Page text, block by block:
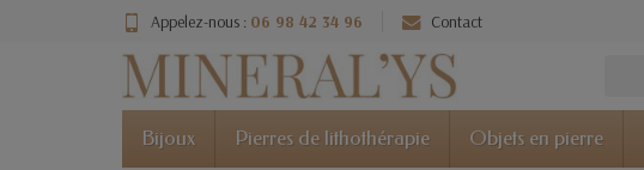
Appelez-nous : 06 98 42 34 96 Contact
Bijoux Pierres de lithothérapie Objets en pierre